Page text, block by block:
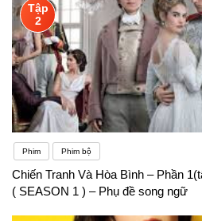
Tập
2
Phim Phim bộ
Chiến Tranh Và Hòa Bình – Phần
( SEASON 1 ) – Phụ đề song ngữ